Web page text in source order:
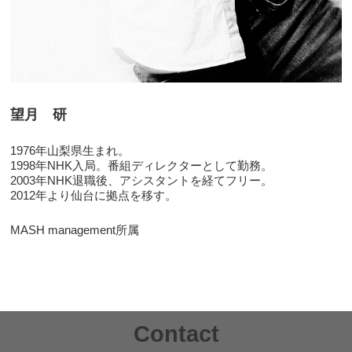
望月 研
1976年山梨県生まれ。
1998年NHK入局。番組ディレクターとして勤務。
2003年NHK退職後、アシスタントを経てフリー。
2012年より仙台に拠点を移す。
MASH management所属
Contact